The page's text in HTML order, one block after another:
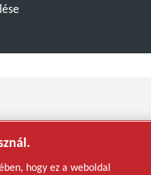
hogy ez a weboldal